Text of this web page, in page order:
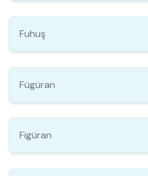
Fuhuş
Fügüran
Figüran